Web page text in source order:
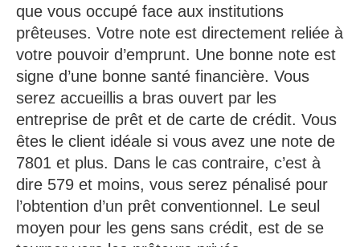
que vous occupé face aux institutions
prêteuses. Votre note est directement reliée à
votre pouvoir d’emprunt. Une bonne note est
signe d’une bonne santé financière. Vous
serez accueillis a bras ouvert par les
entreprise de prêt et de carte de crédit. Vous
êtes le client idéale si vous avez une note de
7801 et plus. Dans le cas contraire, c’est à
dire 579 et moins, vous serez pénalisé pour
l’obtention d’un prêt conventionnel. Le seul
moyen pour les gens sans crédit, est de se